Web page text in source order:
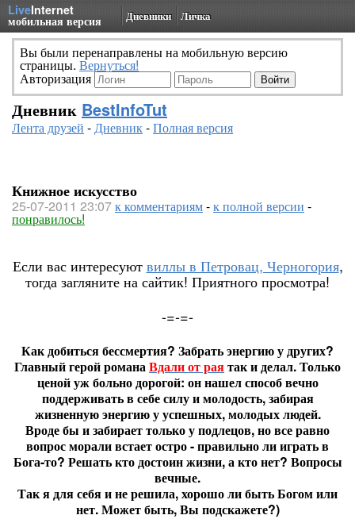
LiveInternet
мобильная версия Дневники Личка
Вы были перенаправлены на мобильную версию
страницы. Вернуться!
Авторизация
Дневник BestInfoTut
Лента друзей -Дневник-Полная версия
Книжное искусство
25-07-2011 23:07к комментариям-к полной версии -
понравилось!
Если вас интересуютвиллы в Петровац, Черногория,
тогда загляните на сайтик! Приятного просмотра!
-=-=-
Как добиться бессмертия? Забрать энергию у других?
Главный герой романаВдали от раятак и делал. Только
ценой уж больно дорогой: он нашел способ вечно
поддерживать в себе силу и молодость, забирая
жизненную энергию у успешных, молодых людей.
Вроде бы и забирает только у подлецов, но все равно
вопрос морали встает остро - правильно ли играть в
Бога-то? Решать кто достоин жизни, а кто нет? Вопросы
вечные.
Так я для себя и не решила, хорошо ли быть Богом или
нет. Может быть, Вы подскажете?)